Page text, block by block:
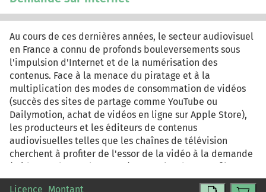
Au cours de ces dernières années, le secteur audiovisuel
en France a connu de profonds bouleversements sous
l'impulsion d'Internet et de la numérisation des
contenus. Face à la menace du piratage et à la
multiplication des modes de consommation de vidéos
(succès des sites de partage comme YouTube ou
Dailymotion, achat de vidéos en ligne sur Apple Store),
les producteurs et les éditeurs de contenus
audiovisuelles telles que les chaînes de télévision
cherchent à profiter de l'essor de la vidéo à la demande
("video on demand" ou VoD). Avec plus de 4 000 films
disponibles et 48 services actifs sur Internet en 2009, le
Licence Montant